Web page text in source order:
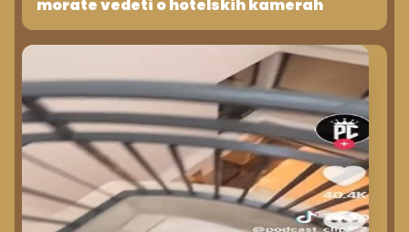
morate vedeti o hotelskih kamerah